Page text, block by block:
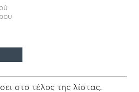
στο τέλος της λίστας.